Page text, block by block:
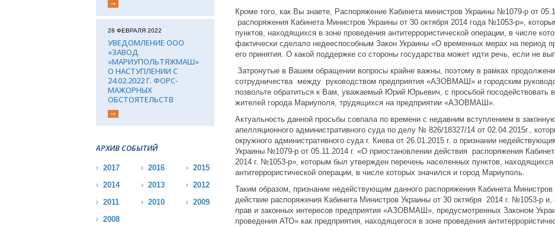
28 ФЕВРАЛЯ 2022
УВЕДОМЛЕНИЕ ООО
«ЗАВОД
«МАРИУПОЛЬТЯЖМАШ»
О НАСТУПЛЕНИИ С
24.02.2022 Г. ФОРС-
МАЖОРНЫХ
ОБСТОЯТЕЛЬСТВ
АРХИВ СОБЫТИЙ
2017 2016
2015
2014
2013
2012
2011
2010
2009
2008
Кроме того, как Вы знаете, Распоряжение Кабинета министров Украины №1079-р от
распоряжения Кабинета Министров Украины от 30 октября 2014 года №1053-р»,
пунктов, находящихся в зоне проведения антитеррористической операции, в числе
фактически сделало недееспособным Закон Украины «О временных мерах на период
его принятия. О какой поддержке со стороны государства может идти речь, если не
Затронутые в Вашем обращении вопросы крайне важны, поэтому в рамках
сотрудничества между руководством предприятия «АЗОВМАШ» и городским
позвольте обратиться к Вам, уважаемый Юрий Юрьевич, с просьбой посодействовать
жителей города Мариуполя, трудящихся на предприятии «АЗОВМАШ».
Актуальность данной просьбы совпала по времени с недавним вступлением в
апелляционного административного суда по делу № 826/18327/14 от 02.04.2015г.,
окружного административного суда г. Киева от 26.01.2015 г. о признании
Украины №1079-р от 05.11.2014 г. «О приостановлении действия распоряжения
2014 г. №1053-р», которым был утвержден перечень населенных пунктов, находящихся
антитеррористической операции, в числе которых значился и город Мариуполь.
Таким образом, признание недействующим данного распоряжения Кабинета Министров
действие распоряжения Кабинета Министров Украины от 30 октября 2014 г. №1053-р и,
прав и законных интересов предприятия «АЗОВМАШ», предусмотренных Законом
проведения АТО» как предприятия, находящегося в зоне проведения